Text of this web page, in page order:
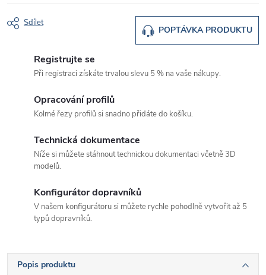
POPTÁVKA PRODUKTU
Sdílet
Registrujte se
Při registraci získáte trvalou slevu 5 % na vaše nákupy.
Opracování profilů
Kolmé řezy profilů si snadno přidáte do košíku.
Technická dokumentace
Níže si můžete stáhnout technickou dokumentaci včetně 3D
modelů.
Konfigurátor dopravníků
V našem konfigurátoru si můžete rychle pohodlně vytvořit až 5
typů dopravníků.
Popis produktu